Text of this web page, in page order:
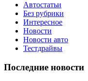
Автостатьи
Без рубрики
Интересное
Новости
Новости авто
Тестдрайвы
Последние новости